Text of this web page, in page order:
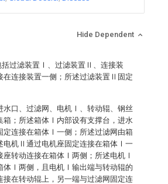
Hide Dependent
括过滤装置Ⅰ、过滤装置Ⅱ、连接装
连接装置一侧；所述过滤装置Ⅱ固定
口、过滤网、电机Ⅰ、转动辊、钢丝
；所述箱体Ⅰ内部设有支撑台，进水
连接在箱体Ⅰ一侧；所述过滤网由箱
机Ⅱ通过电机座固定连接在箱体Ⅰ一
座转动连接在箱体Ⅰ两侧；所述电机Ⅰ
体Ⅰ两侧，且电机Ⅰ输出端与转动辊的
在转动辊上，另一端与过滤网固定连